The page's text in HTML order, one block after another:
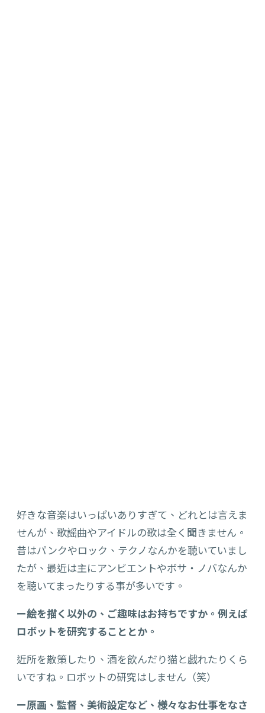
好きな音楽はいっぱいありすぎて、どれとは言えま
せんが、歌謡曲やアイドルの歌は全く聞きません。
昔はパンクやロック、テクノなんかを聴いていまし
たが、最近は主にアンビエントやボサ・ノバなんか
を聴いてまったりする事が多いです。
ー絵を描く以外の、ご趣味はお持ちですか。例えば
ロボットを研究することとか。
近所を散策したり、酒を飲んだり猫と戯れたりくら
いですね。ロボットの研究はしません（笑）
ー原画、監督、美術設定など、様々なお仕事をなさ